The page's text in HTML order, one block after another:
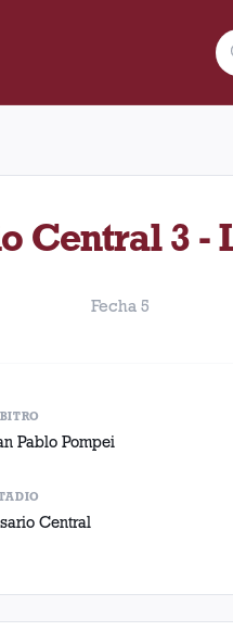
Domingo, 13 de marzo
Central 3 -
Fecha 5
Pablo Pompei
Central